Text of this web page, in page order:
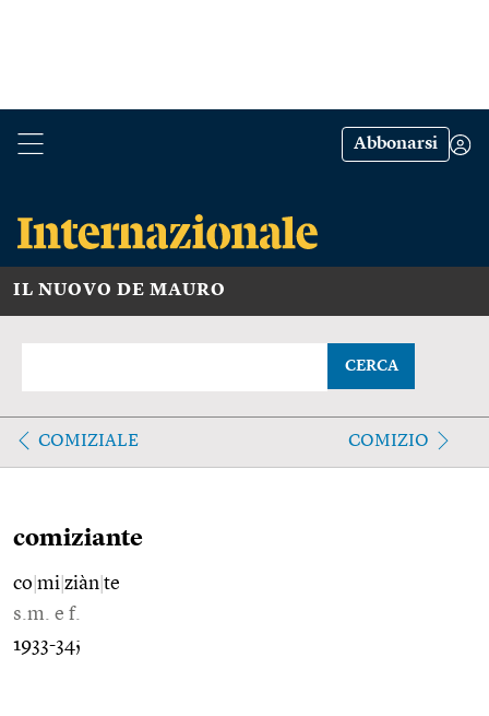
Abbonarsi
IL NUOVO DE MAURO
CERCA
COMIZIALE COMIZIO
comiziante
co mi ziàn te
s.m. e f.
1933-34;